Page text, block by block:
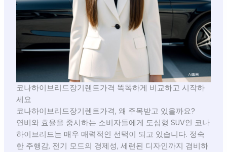
코나하이브리드장기렌트가격 똑똑하게 비교하고 시작하
세요
코나하이브리드장기렌트가격, 왜 주목받고 있을까요?
연비와 효율을 중시하는 소비자들에게 도심형 SUV인 코나
하이브리드는 매우 매력적인 선택이 되고 있습니다. 정숙
한 주행감, 전기 모드의 경제성, 세련된 디자인까지 겸비하